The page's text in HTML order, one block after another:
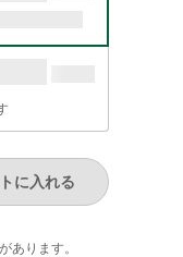
に入れる
あります。